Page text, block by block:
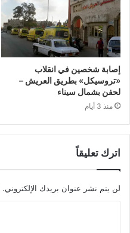
إصابة شخصين في انقلاب
«تروسيكل» بطريق العريش –
لحفن بشمال سيناء
منذ 3 أيام
اترك تعليقاً
لن يتم نشر عنوان بريدك الإلكتروني.